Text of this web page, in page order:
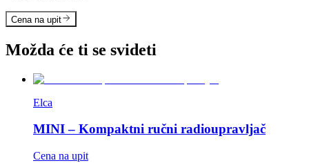
Cena na upit
Možda će ti se svideti
Elca
MINI – Kompaktni ručni radioupravljač
Cena na upit